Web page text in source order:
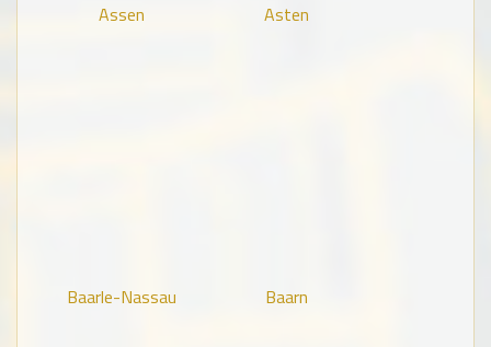
Assen Asten
Baarle-Nassau Baarn